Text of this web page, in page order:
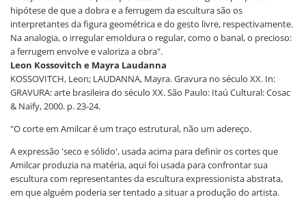
hipótese de que a dobra e a ferrugem da escultura são os
interpretantes da figura geométrica e do gesto livre, respectivamente.
Na analogia, o irregular emoldura o regular, como o banal, o precioso:
a ferrugem envolve e valoriza a obra".
Leon Kossovitch e Mayra Laudanna
KOSSOVITCH, Leon; LAUDANNA, Mayra. Gravura no século XX. In:
GRAVURA: arte brasileira do século XX. São Paulo: Itaú Cultural: Cosac
& Naify, 2000. p. 23-24.
"O corte em Amilcar é um traço estrutural, não um adereço.
A expressão 'seco e sólido', usada acima para definir os cortes que
Amilcar produzia na matéria, aqui foi usada para confrontar sua
escultura com representantes da escultura expressionista abstrata,
em que alguém poderia ser tentado a situar a produção do artista.